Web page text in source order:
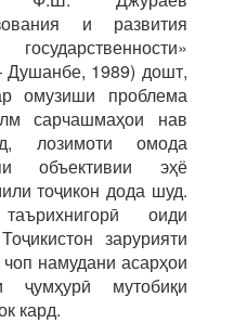
и развития
Душанбе, 1989) дошт,
омузиши проблема
сарчашмаҳои нав
лозимоти омода
объективии эҳё
тоҷикон дода шуд.
оиди
зарурияти
намудани асарҳои
ҷумҳурӣ мутобиқи
кард.